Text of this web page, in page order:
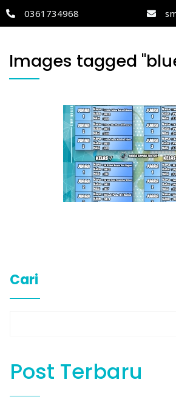
0361734968
Images tagged
Cari
Post Terbaru